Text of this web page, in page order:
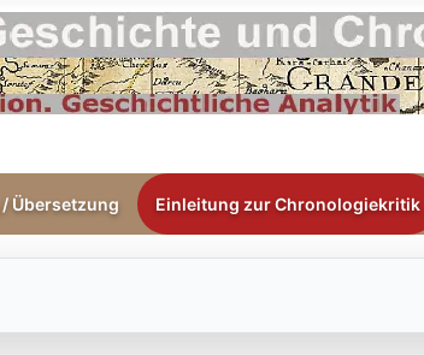
Übersetzung Einleitung zur Chronologiekritik